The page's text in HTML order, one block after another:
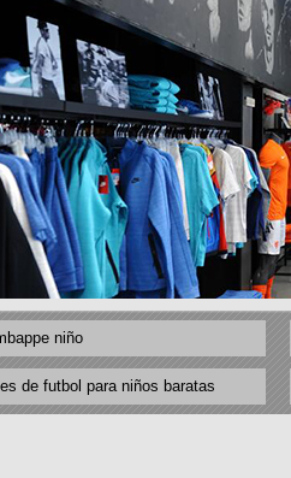
niño
de futbol para niños baratas